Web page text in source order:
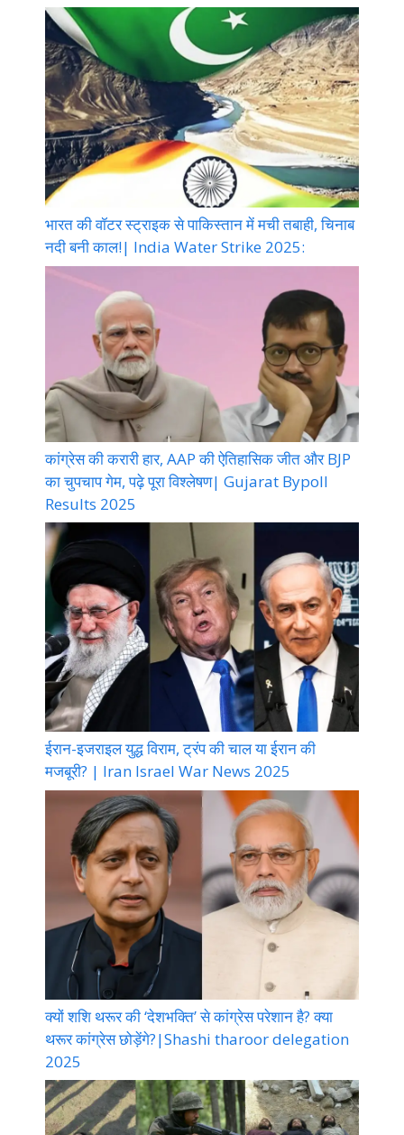
भारत की वॉटर स्ट्राइक से पाकिस्तान में मची तबाही, चिनाब
नदी बनी काल!| India Water Strike 2025:
कांग्रेस की करारी हार, AAP की ऐतिहासिक जीत और BJP
का चुपचाप गेम, पढ़े पूरा विश्लेषण| Gujarat Bypoll
Results 2025
ईरान-इजराइल युद्ध विराम, ट्रंप की चाल या ईरान की
मजबूरी? | Iran Israel War News 2025
क्यों शशि थरूर की ‘देशभक्ति’ से कांग्रेस परेशान है? क्या
थरूर कांग्रेस छोड़ेंगे?|Shashi tharoor delegation
2025